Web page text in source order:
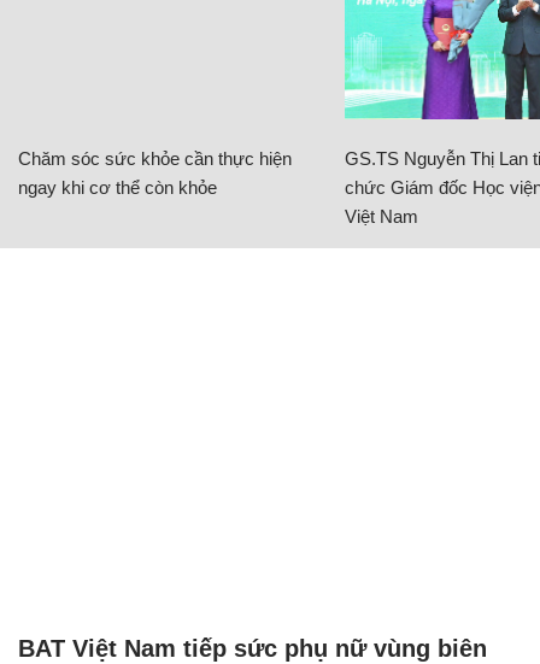
Chăm sóc sức khỏe cần thực hiện
ngay khi cơ thể còn khỏe
GS.TS Nguyễn Thị Lan
chức Giám đốc Học
Việt Nam
BAT Việt Nam tiếp sức phụ nữ vùng biên